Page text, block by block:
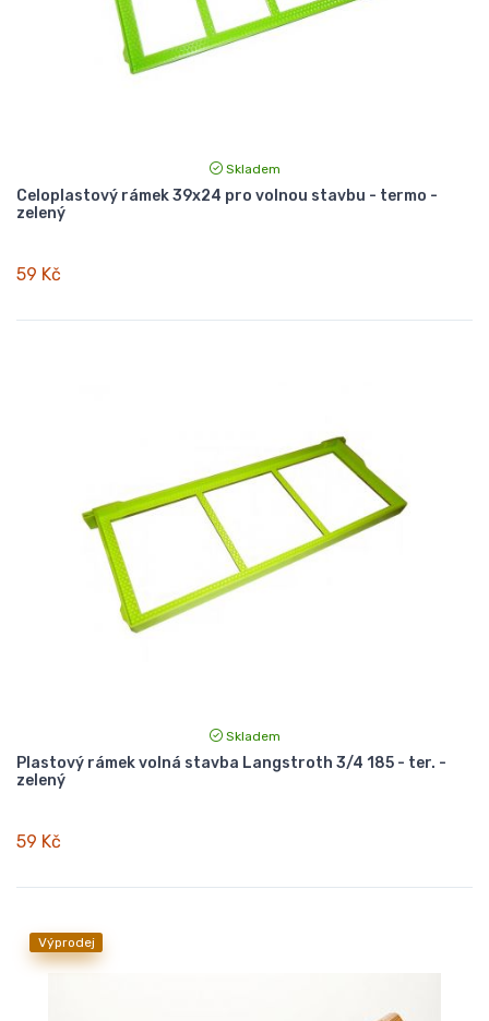
Skladem
Celoplastový rámek 39x24 pro volnou stavbu - termo -
zelený
59 Kč
Skladem
Plastový rámek volná stavba Langstroth 3/4 185 - ter. -
zelený
59 Kč
Výprodej